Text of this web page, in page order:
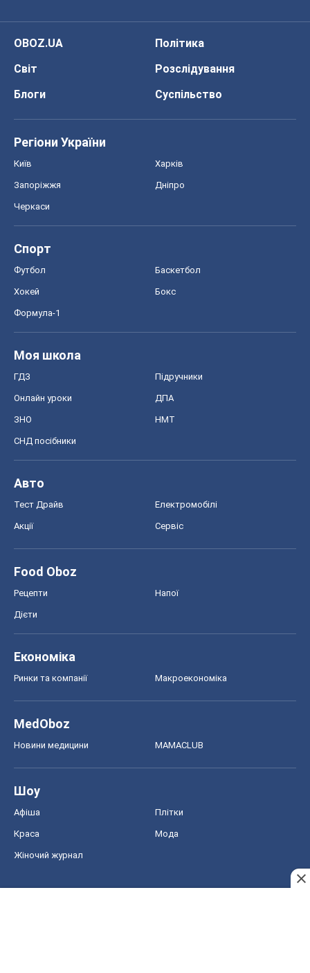
OBOZ.UA
Політика
Світ
Розслідування
Блоги
Суспільство
Регіони України
Київ Харків
Запоріжжя Дніпро
Черкаси
Спорт
Футбол Баскетбол
Хокей Бокс
Формула-1
Моя школа
ГДЗ Підручники
Онлайн уроки ДПА
ЗНО НМТ
СНД посібники
Авто
Тест Драйв Електромобілі
Акції Сервіс
Food Oboz
Рецепти Напої
Дієти
Економіка
Ринки та компанії Макроекономіка
MedOboz
Новини медицини MAMACLUB
Шоу
Афіша Плітки
Краса Мода
Жіночий журнал